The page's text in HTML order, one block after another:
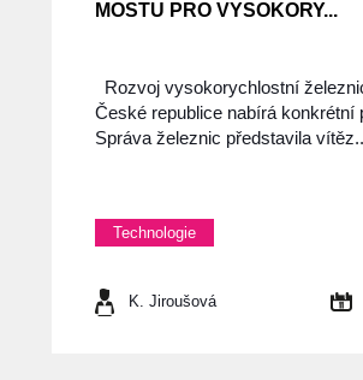
MOSTU PRO VYSOKORY...
Rozvoj vysokorychlostní
České republice nabírá konkrétní
Správa železnic představila
Technologie
K. Jiroušová